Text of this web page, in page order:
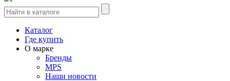
Каталог
Где купить
О марке
Бренды
MPS
Наши новости